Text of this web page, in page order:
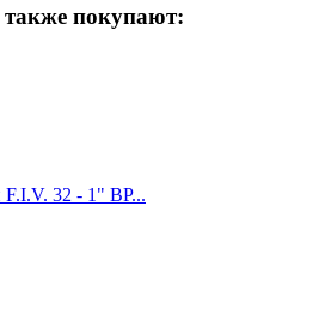
покупают:
32 - 1" ВР...